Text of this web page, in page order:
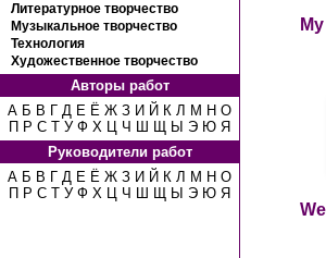
Литературное творчество
Музыкальное творчество
Технология
Художественное творчество
Авторы работ
А Б В Г Д Е Ё Ж З И Й К Л М Н О
П Р С Т У Ф Х Ц Ч Ш Щ Ы Э Ю Я
Руководители работ
А Б В Г Д Е Ё Ж З И Й К Л М Н О
П Р С Т У Ф Х Ц Ч Ш Щ Ы Э Ю Я